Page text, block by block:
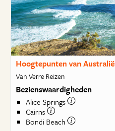
Hoogtepunten van Australië
Van Verre Reizen
Bezienswaardigheden
Alice Springs
Cairns
Bondi Beach